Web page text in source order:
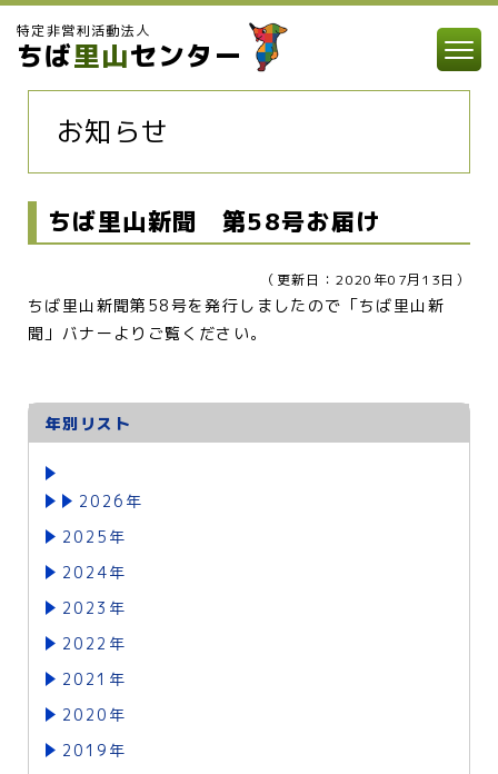
特定非営利活動法人
ちば里山センター
お知らせ
ちば里山新聞 第58号お届け
（更新日：2020年07月13日）
ちば里山新聞第58号を発行しましたので「ちば里山新
聞」バナーよりご覧ください。
年別リスト
2026年
2025年
2024年
2023年
2022年
2021年
2020年
2019年